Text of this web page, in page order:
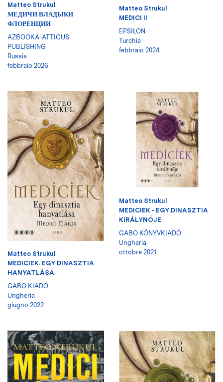
Matteo Strukul
МЕДИЧИ ВЛАДЫКИ
ФЛОРЕНЦИИ
AZBOOKA-ATTICUS
PUBLISHING
Russia
febbraio 2026
Matteo Strukul
MEDICI II
EPSILON
Turchia
febbraio 2024
Matteo Strukul
MEDICIEK. EGY DINASZTIA
HANYATLÁSA
GABO KIADÓ
Ungheria
giugno 2022
Matteo Strukul
MEDICIEK - EGY DINASZTIA
KIRÁLYNŐJE
GABO KÖNYVKIADÓ
Ungheria
ottobre 2021